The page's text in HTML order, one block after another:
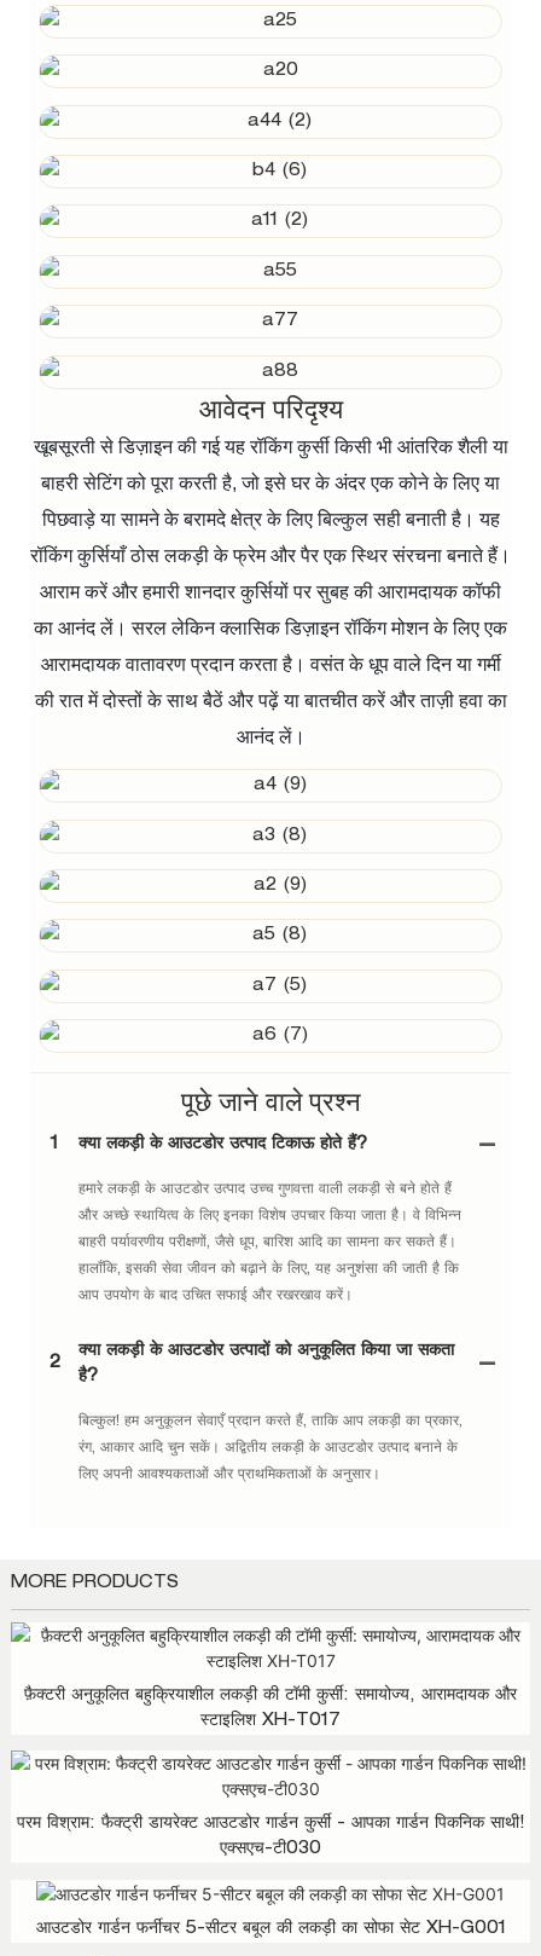
आवेदन परिदृश्य
खूबसूरती से डिज़ाइन की गई यह रॉकिंग कुर्सी किसी भी आंतरिक शैली या
बाहरी सेटिंग को पूरा करती है, जो इसे घर के अंदर एक कोने के लिए या
पिछवाड़े या सामने के बरामदे क्षेत्र के लिए बिल्कुल सही बनाती है। यह
रॉकिंग कुर्सियाँ ठोस लकड़ी के फ्रेम और पैर एक स्थिर संरचना बनाते हैं।
आराम करें और हमारी शानदार कुर्सियों पर सुबह की आरामदायक कॉफी
का आनंद लें। सरल लेकिन क्लासिक डिज़ाइन रॉकिंग मोशन के लिए एक
आरामदायक वातावरण प्रदान करता है। वसंत के धूप वाले दिन या गर्मी
की रात में दोस्तों के साथ बैठें और पढ़ें या बातचीत करें और ताज़ी हवा का
आनंद लें।
पूछे जाने वाले प्रश्न
1 क्या लकड़ी के आउटडोर उत्पाद टिकाऊ होते हैं?
हमारे लकड़ी के आउटडोर उत्पाद उच्च गुणवत्ता वाली लकड़ी से बने होते हैं
और अच्छे स्थायित्व के लिए इनका विशेष उपचार किया जाता है। वे विभिन्न
बाहरी पर्यावरणीय परीक्षणों, जैसे धूप, बारिश आदि का सामना कर सकते हैं।
हालाँकि, इसकी सेवा जीवन को बढ़ाने के लिए, यह अनुशंसा की जाती है कि
आप उपयोग के बाद उचित सफाई और रखरखाव करें।
2
क्या लकड़ी के आउटडोर उत्पादों को अनुकूलित किया जा सकता
है?
बिल्कुल! हम अनुकूलन सेवाएँ प्रदान करते हैं, ताकि आप लकड़ी का प्रकार,
रंग, आकार आदि चुन सकें। अद्वितीय लकड़ी के आउटडोर उत्पाद बनाने के
लिए अपनी आवश्यकताओं और प्राथमिकताओं के अनुसार।
MORE PRODUCTS
फ़ैक्टरी अनुकूलित बहुक्रियाशील लकड़ी की टॉमी कुर्सी: समायोज्य, आरामदायक और
स्टाइलिश XH-T017
परम विश्राम: फैक्ट्री डायरेक्ट आउटडोर गार्डन कुर्सी - आपका गार्डन पिकनिक साथी!
एक्सएच-टी030
आउटडोर गार्डन फर्नीचर 5-सीटर बबूल की लकड़ी का सोफा सेट XH-G001